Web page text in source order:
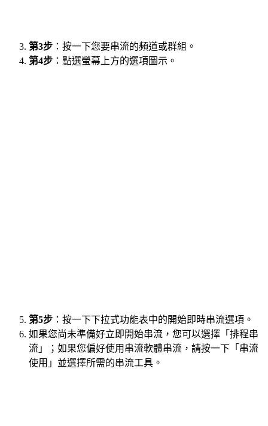
第3步 ：按一下您要串流的頻道或群組。
第4步 ：點選螢幕上方的選項圖示。
第5步 ：按一下下拉式功能表中的開始即時串流選項。
如果您尚未準備好立即開始串流，您可以選擇「排程串
流」；如果您偏好使用串流軟體串流，請按一下「串流
使用」並選擇所需的串流工具。